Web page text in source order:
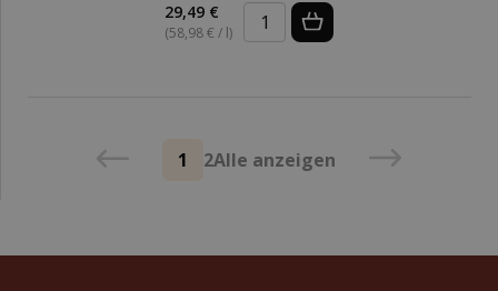
29,49 €
(58,98 € / l)
1 2Alle anzeigen